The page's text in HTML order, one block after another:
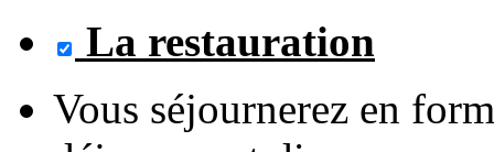
La restauration
Vous séjournerez en